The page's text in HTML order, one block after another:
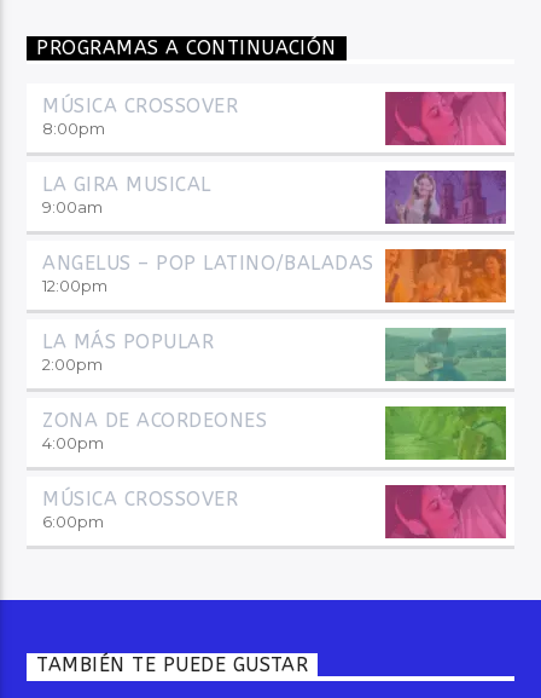
PROGRAMAS A CONTINUACIÓN
MÚSICA CROSSOVER
8:00pm
LA GIRA MUSICAL
9:00am
ANGELUS – POP LATINO/BALADAS
12:00pm
LA MÁS POPULAR
2:00pm
ZONA DE ACORDEONES
4:00pm
MÚSICA CROSSOVER
6:00pm
TAMBIÉN TE PUEDE GUSTAR